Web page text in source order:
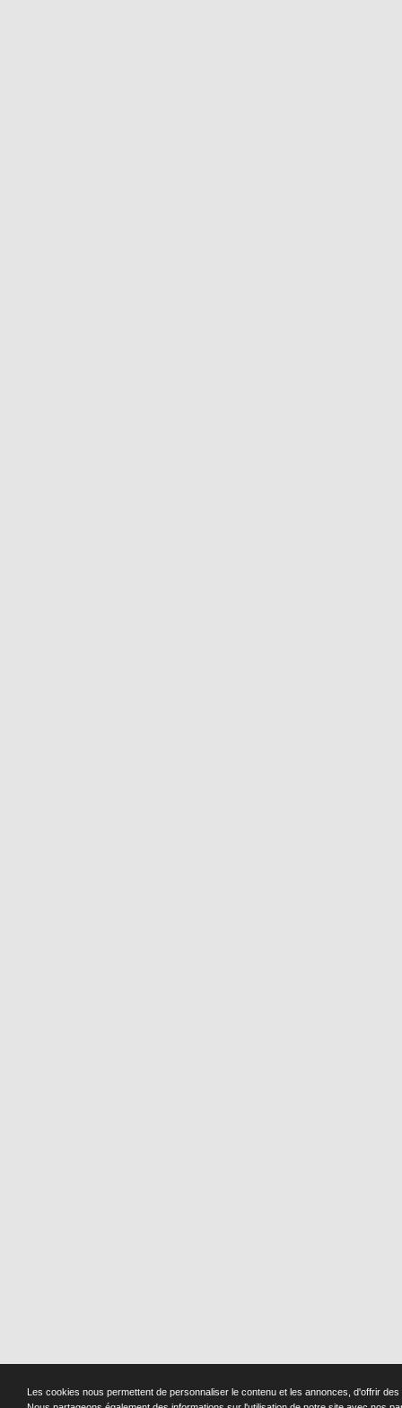
Les cookies nous permettent de personnaliser le contenu et les annonces, d'offrir